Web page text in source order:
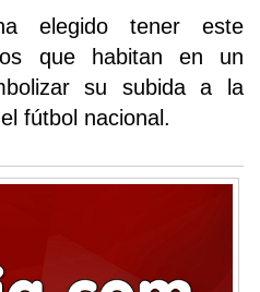
elegido tener este
que habitan en un
su subida a la
fútbol nacional.